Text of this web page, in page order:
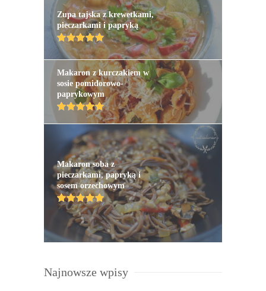
Zupa tajska z krewetkami,
pieczarkami i papryką
Makaron z kurczakiem w
sosie pomidorowo-
paprykowym
Makaron soba z
pieczarkami, papryką i
sosem orzechowym
Najnowsze wpisy